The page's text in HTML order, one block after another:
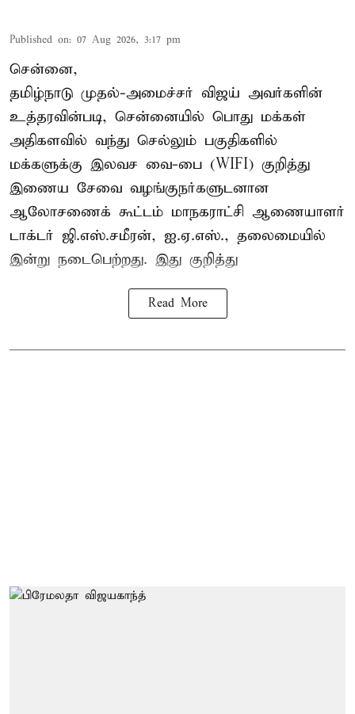
Published on: 07 Aug 2026, 3:17 pm
சென்னை,
தமிழ்நாடு முதல்-அமைச்சர் விஜய் அவர்களின்
உத்தரவின்படி, சென்னையில் பொது மக்கள்
அதிகளவில் வந்து செல்லும் பகுதிகளில்
மக்களுக்கு இலவச வை-பை (WIFI) குறித்து
இணைய சேவை வழங்குநர்களுடனான
ஆலோசணைக் கூட்டம் மாநகராட்சி ஆணையாளர்
டாக்டர் ஜி.எஸ்.சமீரன், ஐ.ஏ.எஸ்., தலைமையில்
இன்று நடைபெற்றது. இது குறித்து
Read More